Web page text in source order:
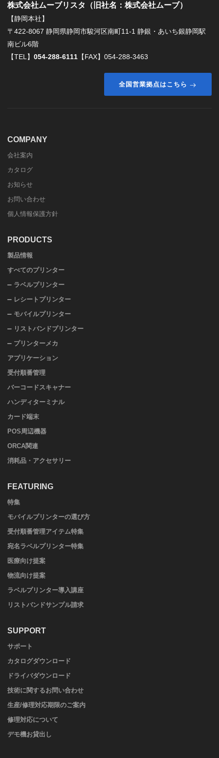
株式会社ムーブリスタ（旧社名：株式会社ムーブ）
【静岡本社】
〒422-8067 静岡県静岡市駿河区南町11-1 静銀・あいち銀静岡駅
南ビル6階
【TEL】 054-288-6111 【FAX】054-288-3463
全国営業拠点はこちら
COMPANY
会社案内
カタログ
お知らせ
お問い合わせ
個人情報保護方針
PRODUCTS
製品情報
すべてのプリンター
ラベルプリンター
レシートプリンター
モバイルプリンター
リストバンドプリンター
プリンターメカ
アプリケーション
受付順番管理
バーコードスキャナー
ハンディターミナル
カード端末
POS周辺機器
ORCA関連
消耗品・アクセサリー
FEATURING
特集
モバイルプリンターの選び方
受付順番管理アイテム特集
宛名ラベルプリンター特集
医療向け提案
物流向け提案
ラベルプリンター導入講座
リストバンドサンプル請求
SUPPORT
サポート
カタログダウンロード
ドライバダウンロード
技術に関するお問い合わせ
生産/修理対応期限のご案内
修理対応について
デモ機お貸出し